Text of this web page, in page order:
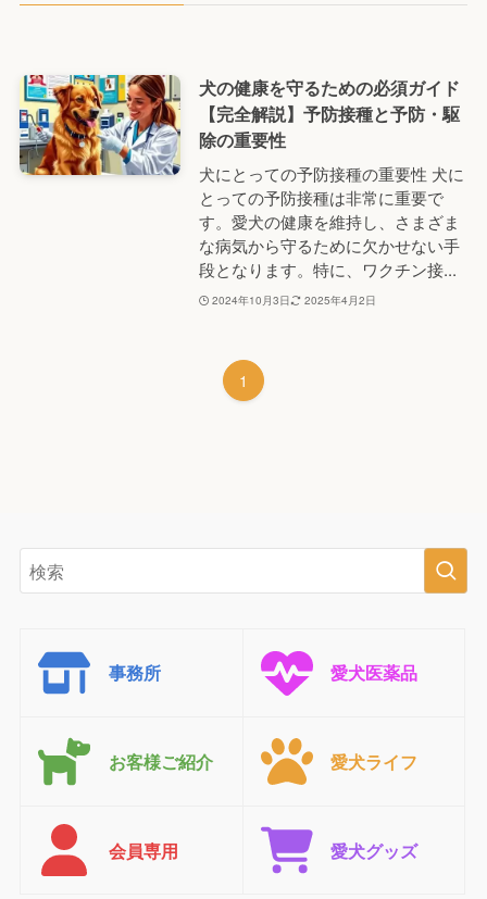
犬の健康を守るための必須ガイド
【完全解説】予防接種と予防・駆
除の重要性
犬にとっての予防接種の重要性 犬に
とっての予防接種は非常に重要で
す。愛犬の健康を維持し、さまざま
な病気から守るために欠かせない手
段となります。特に、ワクチン接...
2024年10月3日 2025年4月2日
1
事務所 愛犬医薬品
お客様ご紹介 愛犬ライフ
会員専用 愛犬グッズ